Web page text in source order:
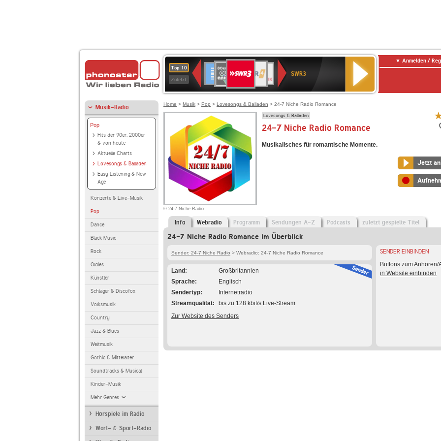
Top 10
Zuletzt
Deutschlandfunk
80er
90er
OLDIE
ANTENNE
4
KLASSIK
SWR
Kultur
NDR
2
SWR3
Anmelden /
Musik-Radio
Pop
Hits der 90er, 2000er
& von heute
Aktuelle Charts
Lovesongs & Balladen
Easy Listening & New
Age
Konzerte & Live-Musik
Pop
Dance
Black Music
Rock
Oldies
Künstler
Schlager & Discofox
Volksmusik
Country
Jazz & Blues
Weltmusik
Gothic & Mittelalter
Soundtracks & Musical
Kinder-Musik
Mehr Genres
Hörspiele im Radio
Wort- & Sport-Radio
Home > Musik > Pop > Lovesongs & Balladen > 24-7 Niche Radio Romance
© 24-7 Niche Radio
Lovesongs & Balladen
24-7 Niche Radio Romance
Musikalisches für romantische Momente.
Jetzt
Info Webradio Programm Sendungen A-Z Podcasts zuletzt gespielte Titel
24-7 Niche Radio Romance im Überblick
Sender: 24-7 Niche Radio > Webradio: 24-7 Niche Radio Romance
Land
Großbritannien
Sprache
Englisch
Sendertyp
Internetradio
Streamqualität
bis zu 128 kbit/s Live-Stream
Zur Website des Senders
SENDER EINBINDEN
Buttons zum Anhören/
in Website einbinden